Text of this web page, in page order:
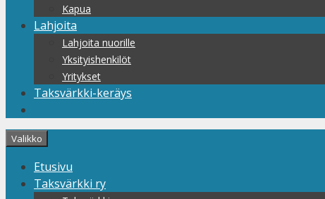
Kapua
Lahjoita
Lahjoita nuorille
Yksityishenkilöt
Yritykset
Taksvärkki-keräys
Valikko
Etusivu
Taksvärkki ry